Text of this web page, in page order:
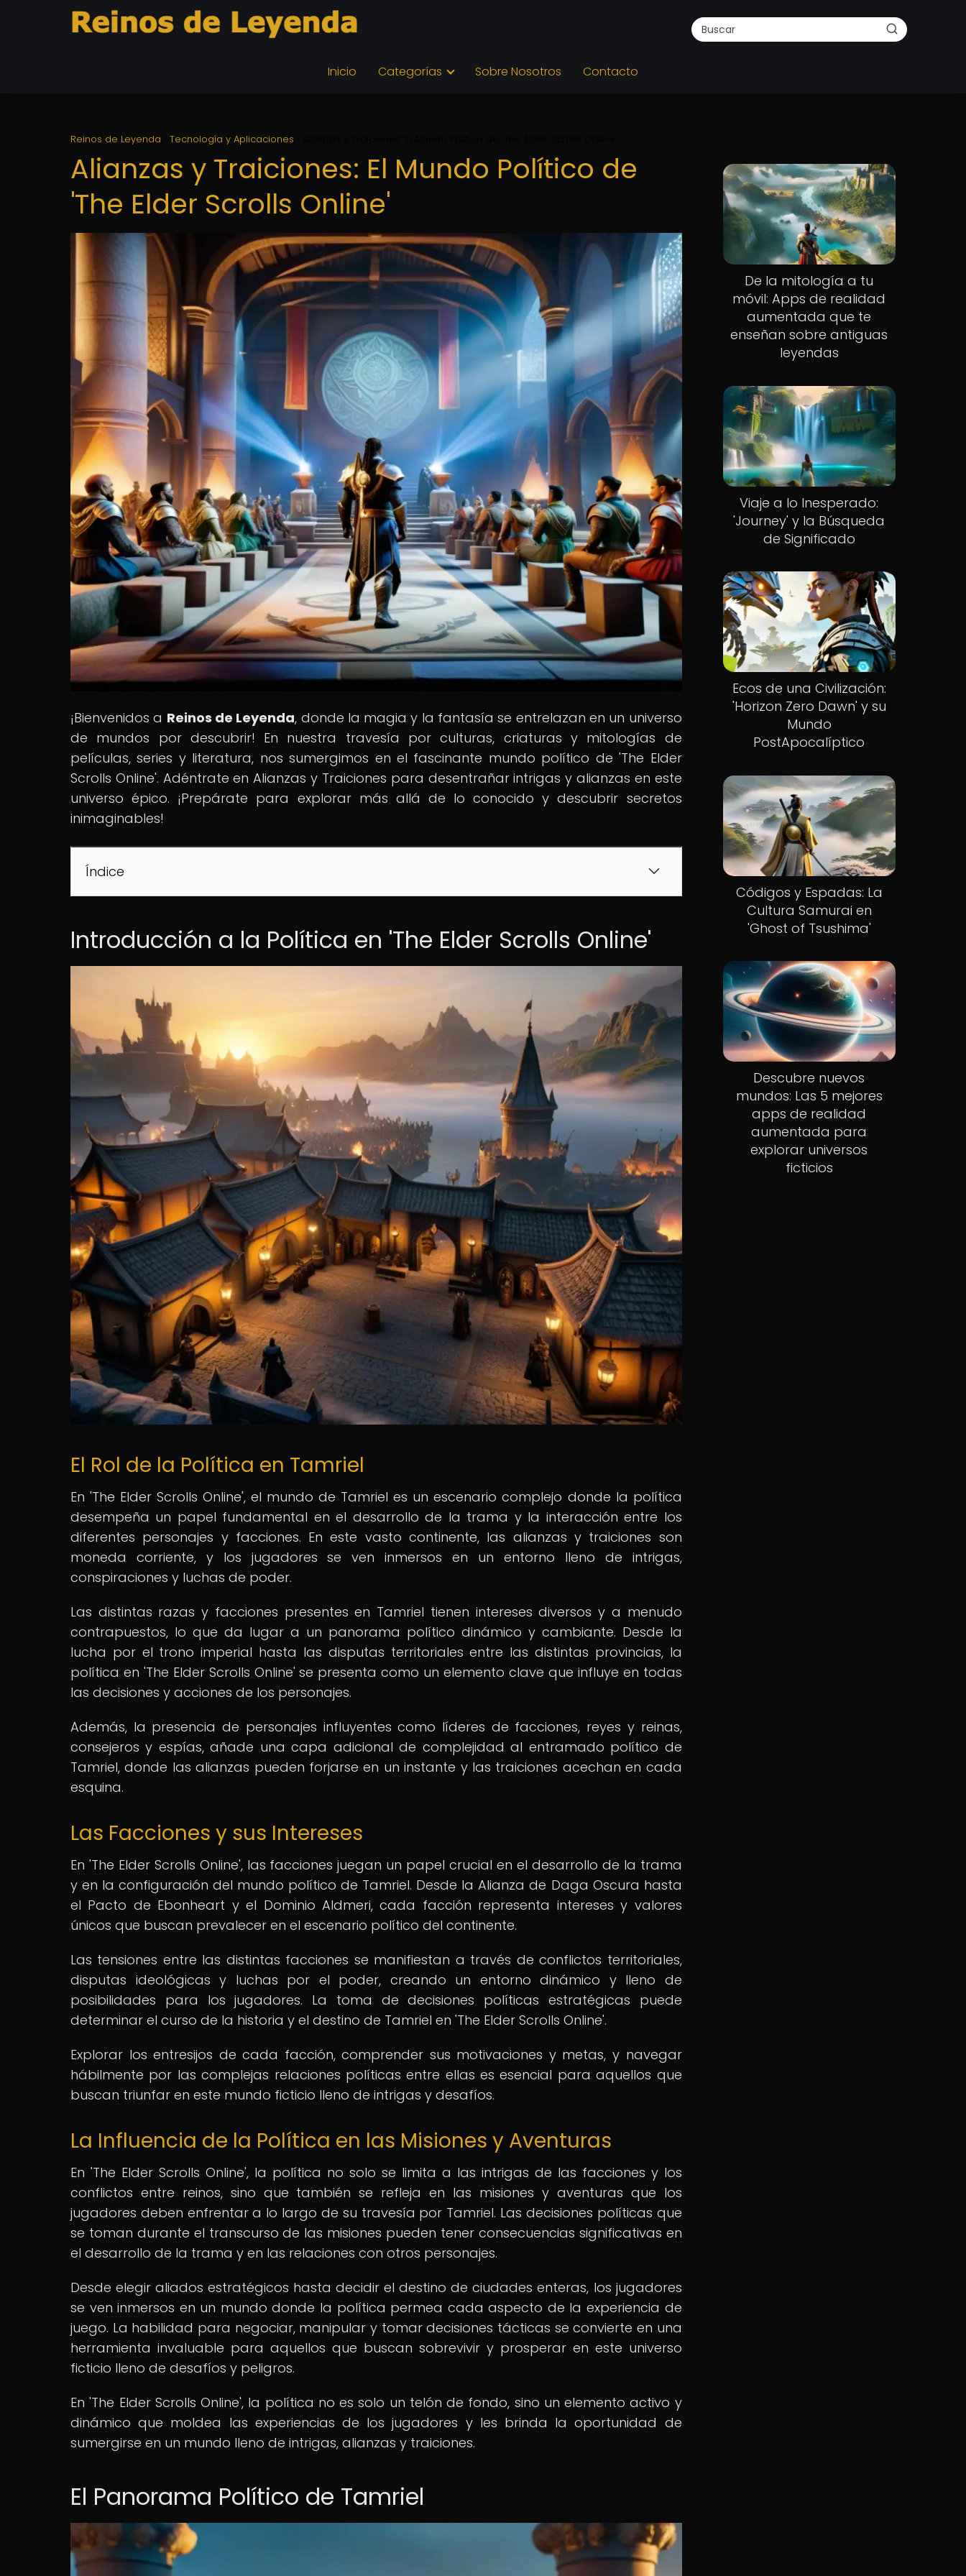
Inicio Categorías Sobre Nosotros Contacto
Reinos de Leyenda Tecnología y Aplicaciones
Alianzas y Traiciones: El Mundo Político de
'The Elder Scrolls Online'
¡Bienvenidos a Reinos de Leyenda, donde la magia y la fantasía se entrelazan en un universo
de mundos por descubrir! En nuestra travesía por culturas, criaturas y mitologías de
películas, series y literatura, nos sumergimos en el fascinante mundo político de 'The Elder
Scrolls Online'. Adéntrate en Alianzas y Traiciones para desentrañar intrigas y alianzas en este
universo épico. ¡Prepárate para explorar más allá de lo conocido y descubrir secretos
inimaginables!
Índice
Introducción a la Política en 'The Elder Scrolls Online'
El Rol de la Política en Tamriel
En 'The Elder Scrolls Online', el mundo de Tamriel es un escenario complejo donde la política
desempeña un papel fundamental en el desarrollo de la trama y la interacción entre los
diferentes personajes y facciones. En este vasto continente, las alianzas y traiciones son
moneda corriente, y los jugadores se ven inmersos en un entorno lleno de intrigas,
conspiraciones y luchas de poder.
Las distintas razas y facciones presentes en Tamriel tienen intereses diversos y a menudo
contrapuestos, lo que da lugar a un panorama político dinámico y cambiante. Desde la
lucha por el trono imperial hasta las disputas territoriales entre las distintas provincias, la
política en 'The Elder Scrolls Online' se presenta como un elemento clave que influye en todas
las decisiones y acciones de los personajes.
Además, la presencia de personajes influyentes como líderes de facciones, reyes y reinas,
consejeros y espías, añade una capa adicional de complejidad al entramado político de
Tamriel, donde las alianzas pueden forjarse en un instante y las traiciones acechan en cada
esquina.
Las Facciones y sus Intereses
En 'The Elder Scrolls Online', las facciones juegan un papel crucial en el desarrollo de la trama
y en la configuración del mundo político de Tamriel. Desde la Alianza de Daga Oscura hasta
el Pacto de Ebonheart y el Dominio Aldmeri, cada facción representa intereses y valores
únicos que buscan prevalecer en el escenario político del continente.
Las tensiones entre las distintas facciones se manifiestan a través de conflictos territoriales,
disputas ideológicas y luchas por el poder, creando un entorno dinámico y lleno de
posibilidades para los jugadores. La toma de decisiones políticas estratégicas puede
determinar el curso de la historia y el destino de Tamriel en 'The Elder Scrolls Online'.
Explorar los entresijos de cada facción, comprender sus motivaciones y metas, y navegar
hábilmente por las complejas relaciones políticas entre ellas es esencial para aquellos que
buscan triunfar en este mundo ficticio lleno de intrigas y desafíos.
La Influencia de la Política en las Misiones y Aventuras
En 'The Elder Scrolls Online', la política no solo se limita a las intrigas de las facciones y los
conflictos entre reinos, sino que también se refleja en las misiones y aventuras que los
jugadores deben enfrentar a lo largo de su travesía por Tamriel. Las decisiones políticas que
se toman durante el transcurso de las misiones pueden tener consecuencias significativas en
el desarrollo de la trama y en las relaciones con otros personajes.
Desde elegir aliados estratégicos hasta decidir el destino de ciudades enteras, los jugadores
se ven inmersos en un mundo donde la política permea cada aspecto de la experiencia de
juego. La habilidad para negociar, manipular y tomar decisiones tácticas se convierte en una
herramienta invaluable para aquellos que buscan sobrevivir y prosperar en este universo
ficticio lleno de desafíos y peligros.
En 'The Elder Scrolls Online', la política no es solo un telón de fondo, sino un elemento activo y
dinámico que moldea las experiencias de los jugadores y les brinda la oportunidad de
sumergirse en un mundo lleno de intrigas, alianzas y traiciones.
El Panorama Político de Tamriel
De la mitología a tu
móvil: Apps de realidad
aumentada que te
enseñan sobre antiguas
leyendas
Viaje a lo Inesperado:
'Journey' y la Búsqueda
de Significado
Ecos de una Civilización:
'Horizon Zero Dawn' y su
Mundo
PostApocalíptico
Códigos y Espadas: La
Cultura Samurai en
'Ghost of Tsushima'
Descubre nuevos
mundos: Las 5 mejores
apps de realidad
aumentada para
explorar universos
ficticios